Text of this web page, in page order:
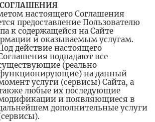
настоящего Соглашения
предоставление Пользователю
к содержащейся на Сайте
и оказываемым услугам.
действие настоящего
подпадают все
(реально
на данный
услуги (сервисы) Сайта, а
любые их последующие
и появляющиеся в
дополнительные услуги